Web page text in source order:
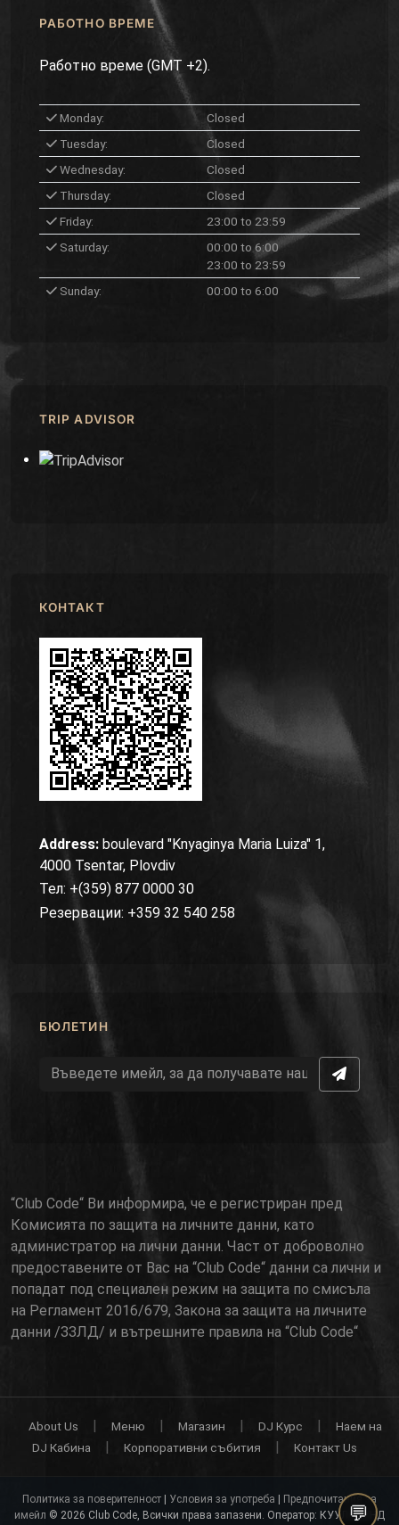
РАБОТНО ВРЕМЕ
Работно време (GMT +2).
Monday:
Closed
Tuesday:
Closed
Wednesday:
Closed
Thursday:
Closed
Friday:
23:00 to 23:59
Saturday:
00:00 to 6:00
23:00 to 23:59
Sunday:
00:00 to 6:00
TRIP ADVISOR
КОНТАКТ
Address: boulevard "Knyaginya Maria Luiza" 1,
4000 Tsentar, Plovdiv
Тел: +(359) 877 0000 30
Резервации: +359 32 540 258
БЮЛЕТИН
“Club Code“ Ви информира, че е регистриран пред
Комисията по защита на личните данни, като
администратор на лични данни. Част от доброволно
предоставените от Вас на “Club Code“ данни са лични и
попадат под специален режим на защита по смисъла
на Регламент 2016/679, Закона за защита на личните
данни /ЗЗЛД/ и вътрешните правила на “Club Code“
About Us | Меню | Магазин | DJ Курс |
Наем на
DJ Кабина
| Корпоративни събития | Контакт Us
Политика за поверителност | Условия за употреба | Предпочитания за
имейл © 2026 Club Code, Всички права запазени. Оператор: КУУЛСАУНД